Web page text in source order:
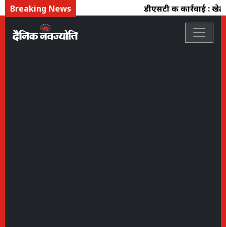
Breaking News डीएसटी की कार्रवाई :